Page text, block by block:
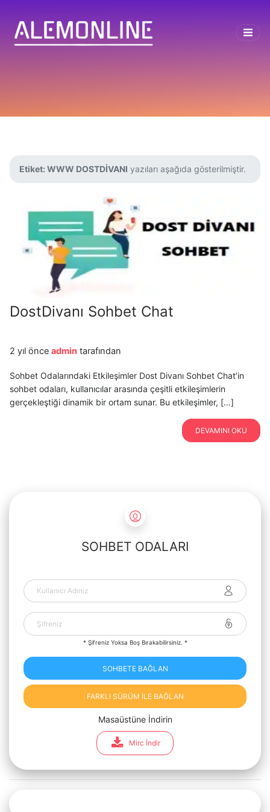
Etiket: WWW DOSTDİVANI yazıları aşağıda gösterilmiştir.
DostDivanı Sohbet Chat
2 yıl önce admin tarafından
Sohbet Odalarındaki Etkileşimler Dost Divanı Sohbet Chat’in
sohbet odaları, kullanıcılar arasında çeşitli etkileşimlerin
gerçekleştiği dinamik bir ortam sunar. Bu etkileşimler, […]
DEVAMINI OKU
SOHBET ODALARI
* Şifreniz Yoksa Boş Bırakabilirsiniz. *
SOHBETE BAĞLAN
FARKLI SÜRÜM İLE BAĞLAN
Masaüstüne İndirin
Mirc İndir